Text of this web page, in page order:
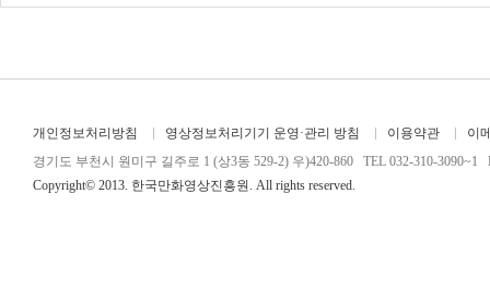
개인정보처리방침 영상정보처리기기 운영·관리 방침 이용약관
이
경기도 부천시 원미구 길주로 1 (상3동 529-2) 우)420-860 TEL 032-310-3090~1
Copyright© 2013. 한국만화영상진흥원. All rights reserved.